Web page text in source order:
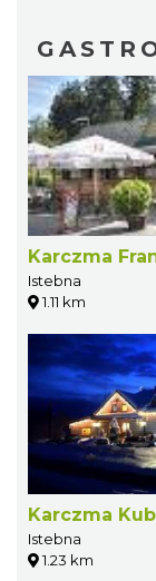
Karczma
Istebna
1.11 km
Karczma
Istebna
1.23 km